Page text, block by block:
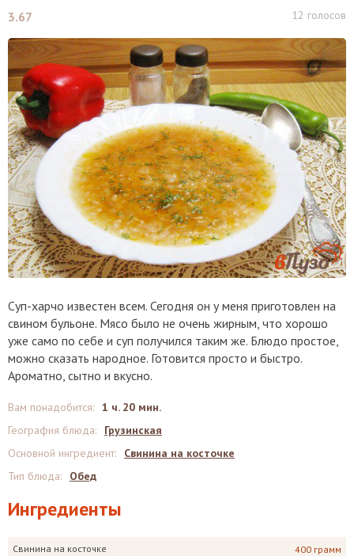
3.67 12 голосов
Суп-харчо известен всем. Сегодня он у меня приготовлен на
свином бульоне. Мясо было не очень жирным, что хорошо
уже само по себе и суп получился таким же. Блюдо простое,
можно сказать народное. Готовится просто и быстро.
Ароматно, сытно и вкусно.
Ингредиенты
Свинина на косточке 400 грамм
Вам понадобится: 1 ч. 20 мин.
География блюда:
Грузинская
Основной ингредиент:
Свинина на косточке
Тип блюда: Обед